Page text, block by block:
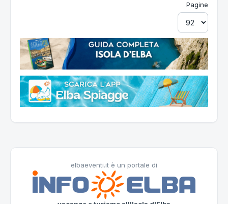
Pagine
elbaeventi.it è un portale di